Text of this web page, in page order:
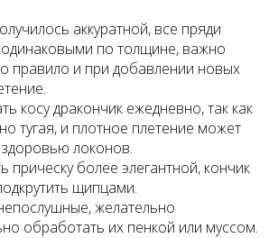
аккуратной, все пряди
по толщине, важно
правило и при добавлении новых
косу дракончик ежедневно, так как
тугая, и плотное плетение может
локонов.
прическу более элегантной, кончик
щипцами.
желательно
обработать их пенкой или муссом.